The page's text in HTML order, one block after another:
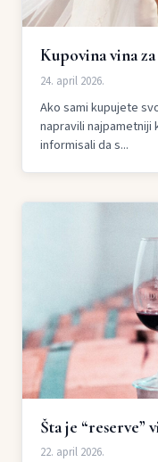
Kupovina vina
24. april 2026.
Ako sami kupujete
napravili
informisali da s...
Šta je “reserve”
22. april 2026.